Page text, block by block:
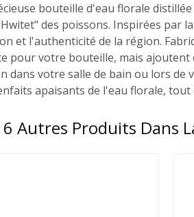
bouteille d'eau florale
des poissons. Inspirées par
et l'authenticité de la région.
pour votre bouteille, mais
dans votre salle de bain ou lors
apaisants de l'eau florale,
Autres Produits Dans